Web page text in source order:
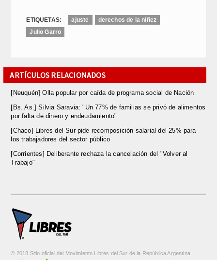
ETIQUETAS: ajuste
derechos de la niñez
Julio Garro
ARTÍCULOS RELACIONADOS
[Neuquén] Olla popular por caída de programa social de Nación
[Bs. As.] Silvia Saravia: "Un 77% de familias se privó de alimentos
por falta de dinero y endeudamiento"
[Chaco] Libres del Sur pide recomposición salarial del 25% para
los trabajadores del sector público
[Corrientes] Deliberante rechaza la cancelación del "Volver al
Trabajo"
© 2018 Sitio oficial del Movimiento Libres del Sur de la República Argentina